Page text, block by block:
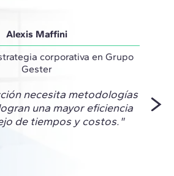
Alexis Maffini
corporativa en Grupo
Gester
necesita metodologías
una mayor eficiencia
de tiempos y costos."